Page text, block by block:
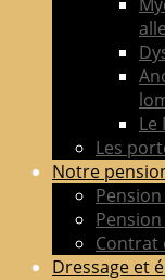
Le
Les
Notre
Contrat
Dressage et